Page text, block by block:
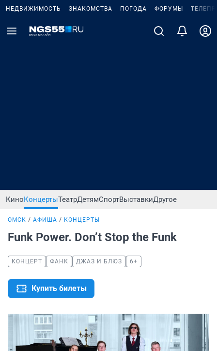
НЕДВИЖИМОСТЬ ЗНАКОМСТВА ПОГОДА ФОРУМЫ
КиноКонцертыТеатрДетямСпортВыставкиДругое
ОМСК АФИША КОНЦЕРТЫ
Funk Power. Don’t Stop the Funk
КОНЦЕРТ ФАНК ДЖАЗ И БЛЮЗ 6+
Купить билеты